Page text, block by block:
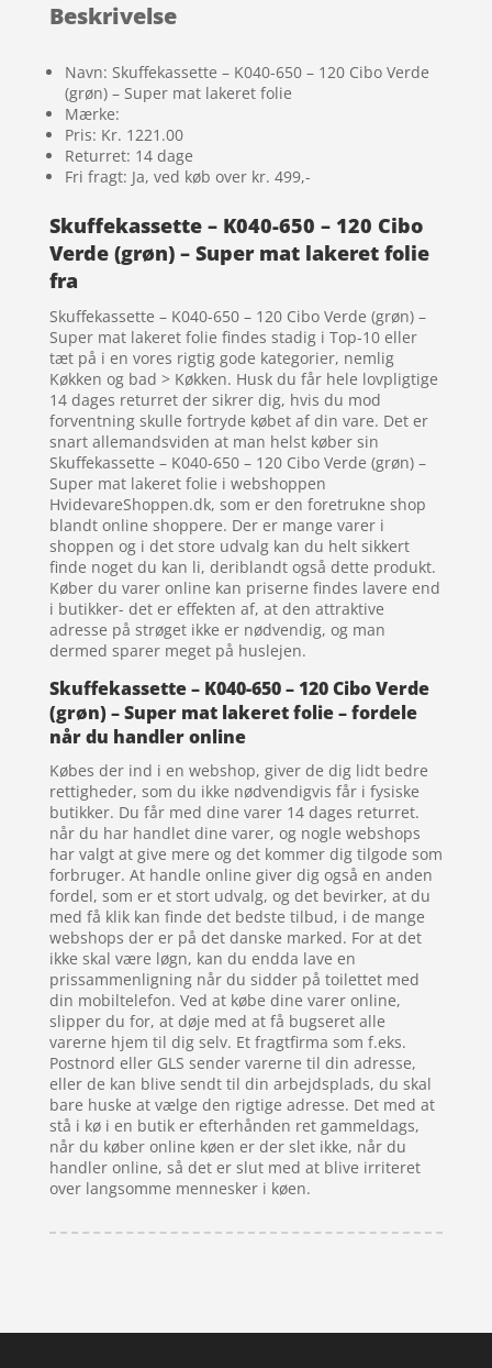
Beskrivelse
Navn: Skuffekassette – K040-650 – 120 Cibo Verde
(grøn) – Super mat lakeret folie
Mærke:
Pris: Kr. 1221.00
Returret: 14 dage
Fri fragt: Ja, ved køb over kr. 499,-
Skuffekassette – K040-650 – 120 Cibo
Verde (grøn) – Super mat lakeret folie
fra
Skuffekassette – K040-650 – 120 Cibo Verde (grøn) –
Super mat lakeret folie findes stadig i Top-10 eller
tæt på i en vores rigtig gode kategorier, nemlig
Køkken og bad > Køkken. Husk du får hele lovpligtige
14 dages returret der sikrer dig, hvis du mod
forventning skulle fortryde købet af din vare. Det er
snart allemandsviden at man helst køber sin
Skuffekassette – K040-650 – 120 Cibo Verde (grøn) –
Super mat lakeret folie i webshoppen
HvidevareShoppen.dk, som er den foretrukne shop
blandt online shoppere. Der er mange varer i
shoppen og i det store udvalg kan du helt sikkert
finde noget du kan li, deriblandt også dette produkt.
Køber du varer online kan priserne findes lavere end
i butikker- det er effekten af, at den attraktive
adresse på strøget ikke er nødvendig, og man
dermed sparer meget på huslejen.
Skuffekassette – K040-650 – 120 Cibo Verde
(grøn) – Super mat lakeret folie – fordele
når du handler online
Købes der ind i en webshop, giver de dig lidt bedre
rettigheder, som du ikke nødvendigvis får i fysiske
butikker. Du får med dine varer 14 dages returret.
når du har handlet dine varer, og nogle webshops
har valgt at give mere og det kommer dig tilgode som
forbruger. At handle online giver dig også en anden
fordel, som er et stort udvalg, og det bevirker, at du
med få klik kan finde det bedste tilbud, i de mange
webshops der er på det danske marked. For at det
ikke skal være løgn, kan du endda lave en
prissammenligning når du sidder på toilettet med
din mobiltelefon. Ved at købe dine varer online,
slipper du for, at døje med at få bugseret alle
varerne hjem til dig selv. Et fragtfirma som f.eks.
Postnord eller GLS sender varerne til din adresse,
eller de kan blive sendt til din arbejdsplads, du skal
bare huske at vælge den rigtige adresse. Det med at
stå i kø i en butik er efterhånden ret gammeldags,
når du køber online køen er der slet ikke, når du
handler online, så det er slut med at blive irriteret
over langsomme mennesker i køen.